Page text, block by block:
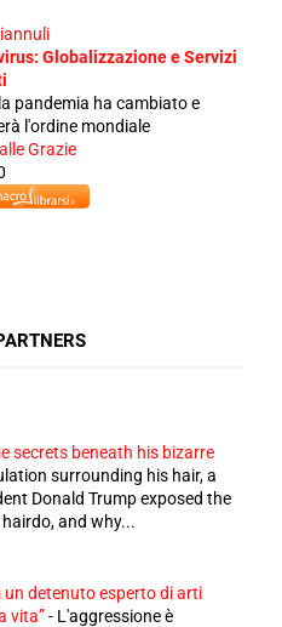
Globalizzazione e Servizi
pandemia ha cambiato e
l'ordine mondiale
Grazie
secrets beneath his bizarre
surrounding his hair, a
Donald Trump exposed the
and why...
detenuto esperto di arti
vita”- L'aggressione è